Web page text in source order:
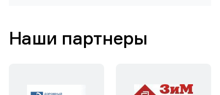
Наши партнеры